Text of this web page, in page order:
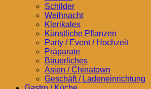
Schilder
Weihnacht
Klerikales
Künstliche Pflanzen
Party / Event / Hochzeit
Präparate
Bäuerliches
Asien / Chinatown
Geschäft / Ladeneinrichtung